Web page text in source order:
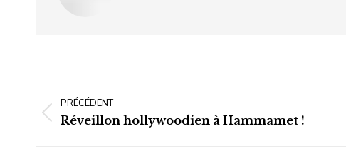
articlePRÉCÉDENT
Article
Réveillon hollywoodien à Hammamet !